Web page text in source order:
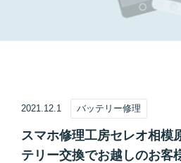
2021.12.1 バッテリー修理
スマホ修理工房セレオ相模
テリー交換でお越しのお客